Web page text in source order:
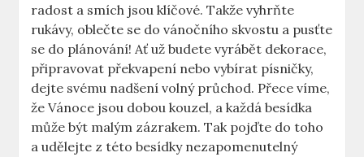
radost a smích jsou klíčové. Takže vyhrňte
rukávy, oblečte se do vánočního skvostu a pusťte
se do plánování! Ať už budete vyrábět dekorace,
připravovat překvapení nebo vybírat písničky,
dejte svému nadšení volný průchod. Přece víme,
že Vánoce jsou dobou kouzel, a každá besídka
může být malým zázrakem. Tak pojďte do toho
a udělejte z této besídky nezapomenutelný